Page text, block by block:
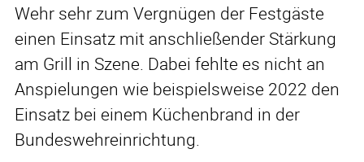
Wehr sehr zum Vergnügen der Festgäste
einen Einsatz mit anschließender Stärkung
am Grill in Szene. Dabei fehlte es nicht an
Anspielungen wie beispielsweise 2022 den
Einsatz bei einem Küchenbrand in der
Bundeswehreinrichtung.